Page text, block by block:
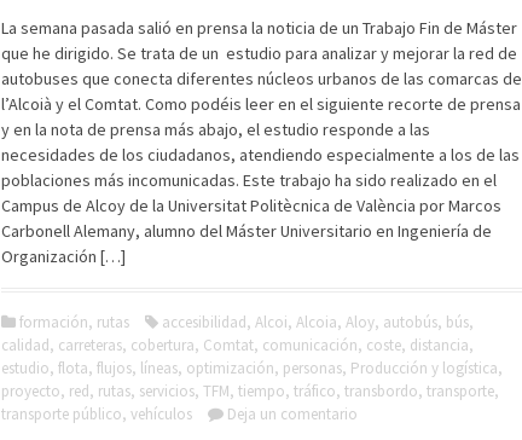
La semana pasada salió en prensa la noticia de un Trabajo Fin de Máster
que he dirigido. Se trata de un estudio para analizar y mejorar la red de
autobuses que conecta diferentes núcleos urbanos de las comarcas de
l’Alcoià y el Comtat. Como podéis leer en el siguiente recorte de prensa
y en la nota de prensa más abajo, el estudio responde a las
necesidades de los ciudadanos, atendiendo especialmente a los de las
poblaciones más incomunicadas. Este trabajo ha sido realizado en el
Campus de Alcoy de la Universitat Politècnica de València por Marcos
Carbonell Alemany, alumno del Máster Universitario en Ingeniería de
Organización […]
formación, rutas accesibilidad, Alcoi, Alcoia, Aloy, autobús, bús,
calidad, carreteras, cobertura, Comtat, comunicación, coste, distancia,
estudio, flota, flujos, líneas, optimización, personas, Producción y logística,
proyecto, red, rutas, servicios, TFM, tiempo, tráfico, transbordo, transporte,
transporte público, vehículos Deja un comentario